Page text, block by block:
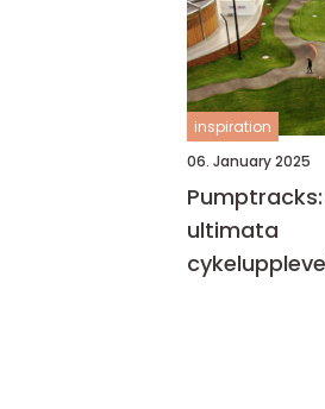
inspiration
06. January 2025
ultimata